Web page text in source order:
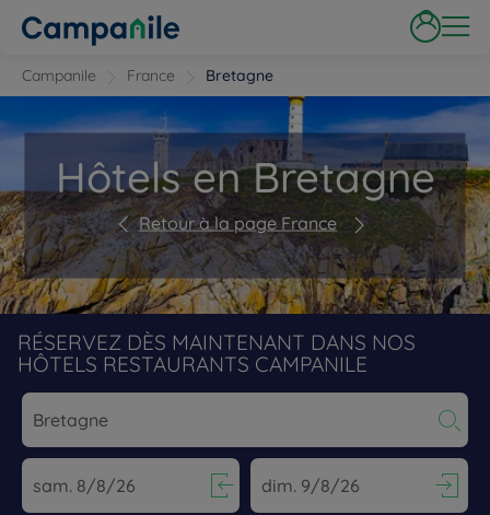
Campanile France Bretagne
Hôtels en Bretagne
Retour à la page France
RÉSERVEZ DÈS MAINTENANT DANS NOS
HÔTELS RESTAURANTS CAMPANILE